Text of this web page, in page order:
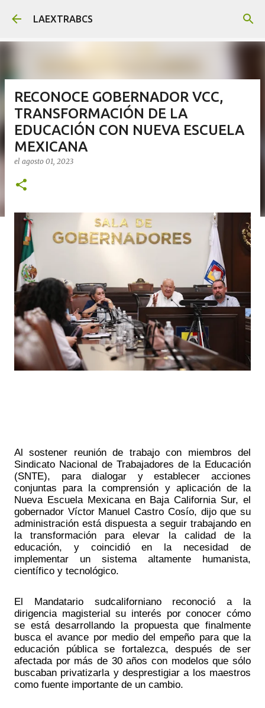
Ir al contenido principal
LAEXTRABCS
RECONOCE GOBERNADOR VCC,
TRANSFORMACIÓN DE LA
EDUCACIÓN CON NUEVA ESCUELA
MEXICANA
el agosto 01, 2023
Al sostener reunión de trabajo con miembros del
Sindicato Nacional de Trabajadores de la Educación
(SNTE), para dialogar y establecer acciones
conjuntas para la comprensión y aplicación de la
Nueva Escuela Mexicana en Baja California Sur, el
gobernador Víctor Manuel Castro Cosío, dijo que su
administración está dispuesta a seguir trabajando en
la transformación para elevar la calidad de la
educación, y coincidió en la necesidad de
implementar un sistema altamente humanista,
científico y tecnológico.
El Mandatario sudcaliforniano reconoció a la
dirigencia magisterial su interés por conocer cómo
se está desarrollando la propuesta que finalmente
busca el avance por medio del empeño para que la
educación pública se fortalezca, después de ser
afectada por más de 30 años con modelos que sólo
buscaban privatizarla y desprestigiar a los maestros
como fuente importante de un cambio.